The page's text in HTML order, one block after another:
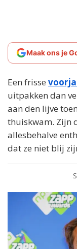
Maak ons je
Een frisse
uitpakken dan
aan den lijve
thuiskwam. Zijn
allesbehalve
dat ze niet blij